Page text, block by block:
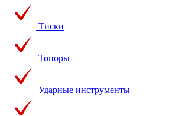
Тиски
Топоры
Ударные инструменты